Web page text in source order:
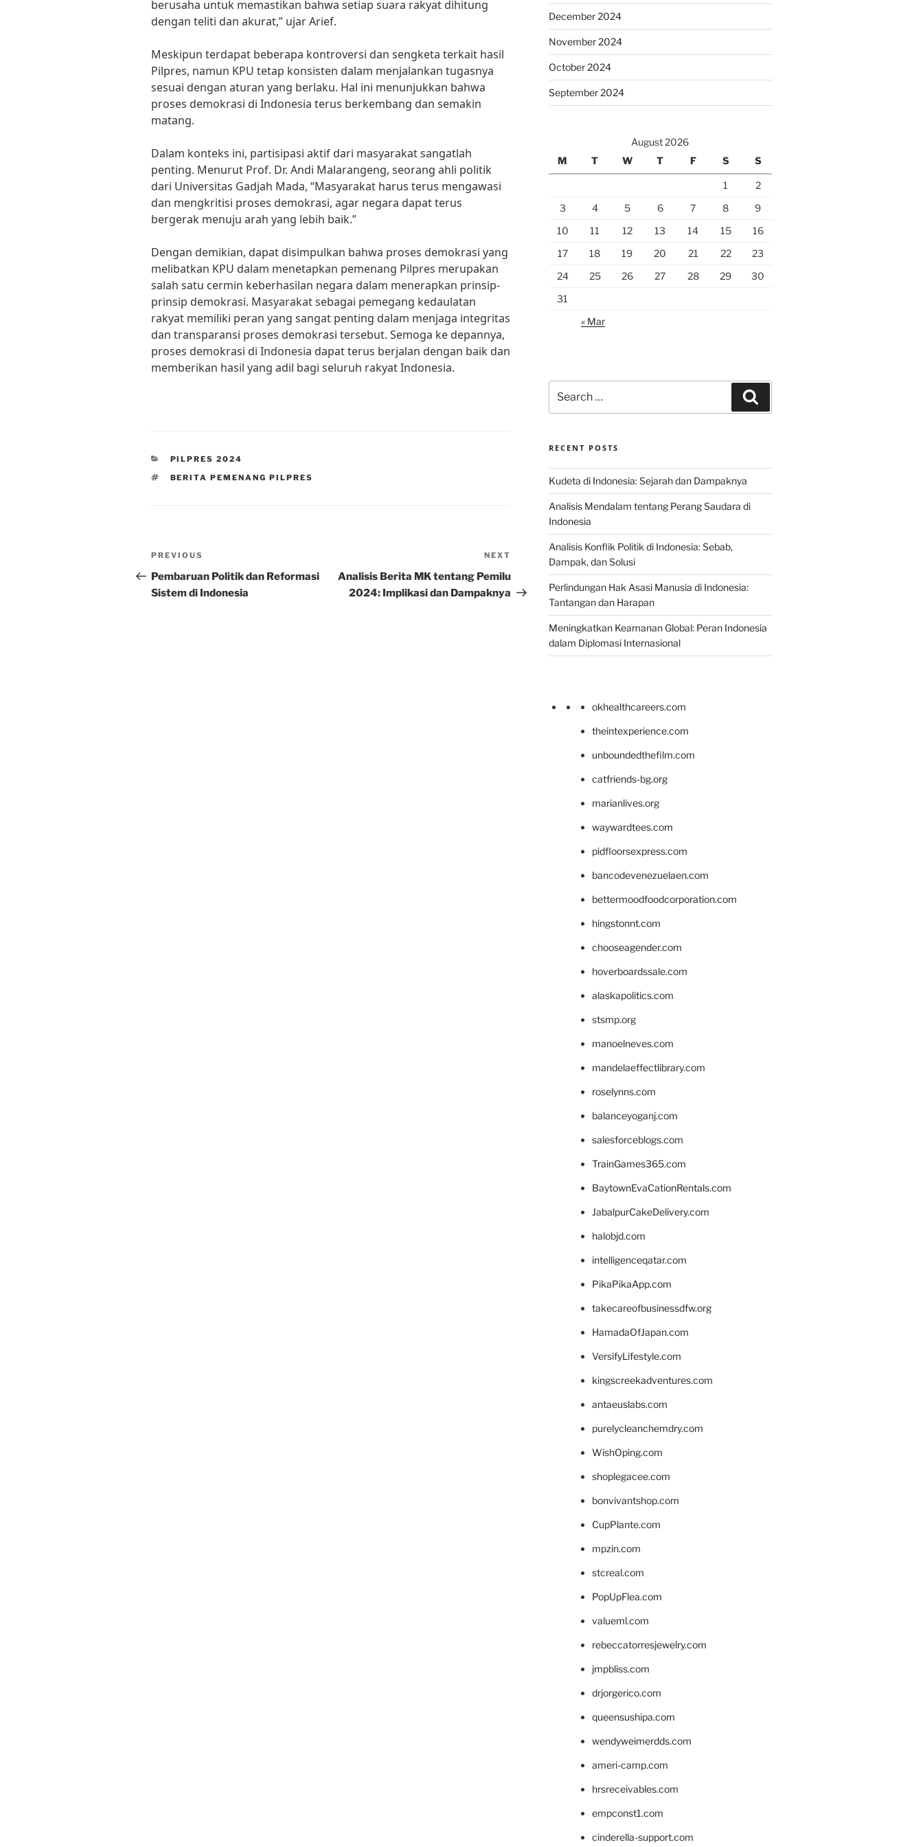
berusaha untuk memastikan bahwa setiap suara rakyat dihitung
dengan teliti dan akurat,” ujar Arief.
Meskipun terdapat beberapa kontroversi dan sengketa terkait hasil
Pilpres, namun KPU tetap konsisten dalam menjalankan tugasnya
sesuai dengan aturan yang berlaku. Hal ini menunjukkan bahwa
proses demokrasi di Indonesia terus berkembang dan semakin
matang.
Dalam konteks ini, partisipasi aktif dari masyarakat sangatlah
penting. Menurut Prof. Dr. Andi Malarangeng, seorang ahli politik
dari Universitas Gadjah Mada, “Masyarakat harus terus mengawasi
dan mengkritisi proses demokrasi, agar negara dapat terus
bergerak menuju arah yang lebih baik.”
Dengan demikian, dapat disimpulkan bahwa proses demokrasi yang
melibatkan KPU dalam menetapkan pemenang Pilpres merupakan
salah satu cermin keberhasilan negara dalam menerapkan prinsip-
prinsip demokrasi. Masyarakat sebagai pemegang kedaulatan
rakyat memiliki peran yang sangat penting dalam menjaga integritas
dan transparansi proses demokrasi tersebut. Semoga ke depannya,
proses demokrasi di Indonesia dapat terus berjalan dengan baik dan
memberikan hasil yang adil bagi seluruh rakyat Indonesia.
CATEGORIES
PILPRES 2024
TAGS
BERITA PEMENANG PILPRES
Post
navigation
Previous
Post
PREVIOUS
Pembaruan Politik dan Reformasi
Sistem di Indonesia
Post
NEXT
Analisis Berita MK tentang Pemilu
2024: Implikasi dan Dampaknya
December 2024
November 2024
October 2024
September 2024
August 2026
M
T W T F S S
1
2
3
4 5 6 7 8
9
10
11 12 13 14 15
16
17
18 19 20 21 22
23
24
25 26 27 28 29
30
31
« Mar
for:
RECENT POSTS
Kudeta di Indonesia: Sejarah dan Dampaknya
Analisis Mendalam tentang Perang Saudara di
Indonesia
Analisis Konflik Politik di Indonesia: Sebab,
Dampak, dan Solusi
Perlindungan Hak Asasi Manusia di Indonesia:
Tantangan dan Harapan
Meningkatkan Keamanan Global: Peran Indonesia
dalam Diplomasi Internasional
okhealthcareers.com
theintexperience.com
unboundedthefilm.com
catfriends-bg.org
marianlives.org
waywardtees.com
pidfloorsexpress.com
bancodevenezuelaen.com
bettermoodfoodcorporation.com
hingstonnt.com
chooseagender.com
hoverboardssale.com
alaskapolitics.com
stsmp.org
manoelneves.com
mandelaeffectlibrary.com
roselynns.com
balanceyoganj.com
salesforceblogs.com
TrainGames365.com
BaytownEvaCationRentals.com
JabalpurCakeDelivery.com
halobjd.com
intelligenceqatar.com
PikaPikaApp.com
takecareofbusinessdfw.org
HamadaOfJapan.com
VersifyLifestyle.com
kingscreekadventures.com
antaeuslabs.com
purelycleanchemdry.com
WishOping.com
shoplegacee.com
bonvivantshop.com
CupPlante.com
mpzin.com
stcreal.com
PopUpFlea.com
valueml.com
rebeccatorresjewelry.com
jmpbliss.com
drjorgerico.com
queensushipa.com
wendyweimerdds.com
ameri-camp.com
hrsreceivables.com
empconst1.com
cinderella-support.com